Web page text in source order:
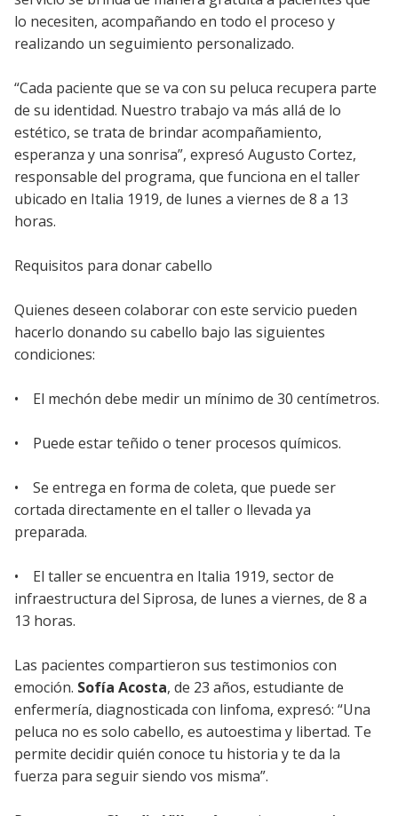
lo necesiten, acompañando en todo el proceso y
realizando un seguimiento personalizado.
“Cada paciente que se va con su peluca recupera parte
de su identidad. Nuestro trabajo va más allá de lo
estético, se trata de brindar acompañamiento,
esperanza y una sonrisa”, expresó Augusto Cortez,
responsable del programa, que funciona en el taller
ubicado en Italia 1919, de lunes a viernes de 8 a 13
horas.
Requisitos para donar cabello
Quienes deseen colaborar con este servicio pueden
hacerlo donando su cabello bajo las siguientes
condiciones:
• El mechón debe medir un mínimo de 30 centímetros.
• Puede estar teñido o tener procesos químicos.
• Se entrega en forma de coleta, que puede ser
cortada directamente en el taller o llevada ya
preparada.
• El taller se encuentra en Italia 1919, sector de
infraestructura del Siprosa, de lunes a viernes, de 8 a
13 horas.
Las pacientes compartieron sus testimonios con
emoción. Sofía Acosta, de 23 años, estudiante de
enfermería, diagnosticada con linfoma, expresó: “Una
peluca no es solo cabello, es autoestima y libertad. Te
permite decidir quién conoce tu historia y te da la
fuerza para seguir siendo vos misma”.